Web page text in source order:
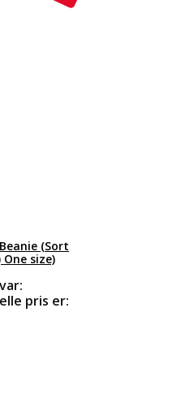
(Sort
One size)
pris er: